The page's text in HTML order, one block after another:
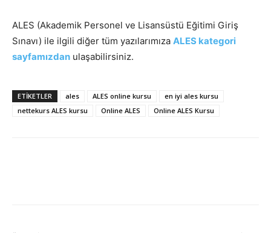
ALES (Akademik Personel ve Lisansüstü Eğitimi Giriş
Sınavı) ile ilgili diğer tüm yazılarımıza ALES kategori
sayfamızdan ulaşabilirsiniz.
ETIKETLER ales ALES online kursu
en iyi ales kursu
nettekurs ALES kursu
Online ALES Online ALES Kursu